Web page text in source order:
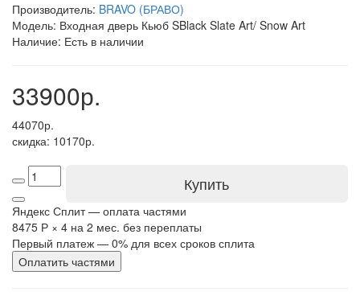
Производитель: BRAVO (БРАВО)
Модель: Входная дверь Кьюб SBlack Slate Art/ Snow Art
Наличие: Есть в наличии
33900р.
44070р.
скидка: 10170р.
Купить
Яндекс Сплит — оплата частями
8475 Р × 4 на 2 мес. без переплаты
Первый платеж — 0% для всех сроков сплита
Оплатить частями